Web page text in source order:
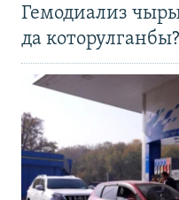
Гемодиализ
да которулганбы?